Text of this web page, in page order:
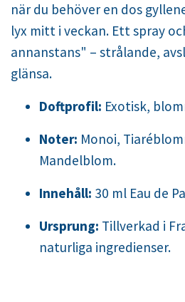
när du behöver en dos
lyx mitt i veckan. Ett spray
annanstans" – strålande,
glänsa.
Doftprofil: Exotisk,
Noter: Monoi,
Mandelblom.
Innehåll: 30 ml Eau de
Ursprung: Tillverkad i
naturliga ingredienser.